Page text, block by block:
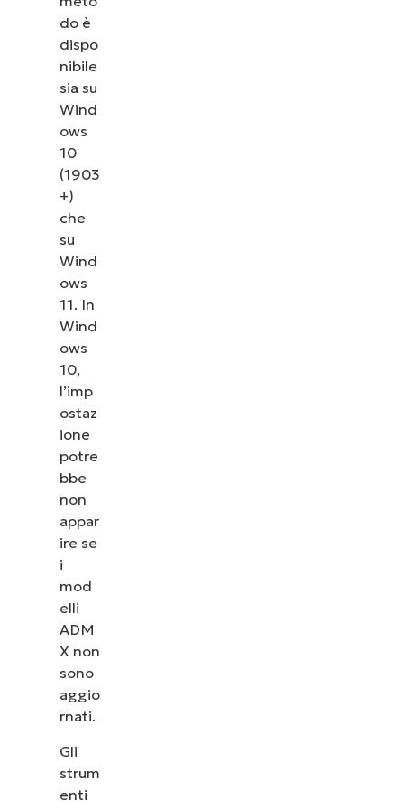
do è
dispo
nibile
sia su
Wind
ows
10
(1903
+)
che
su
Wind
ows
11. In
Wind
ows
10,
l’imp
ostaz
ione
potre
bbe
non
appar
ire se
i
mod
elli
ADM
X non
sono
aggio
rnati.
Gli
strum
enti